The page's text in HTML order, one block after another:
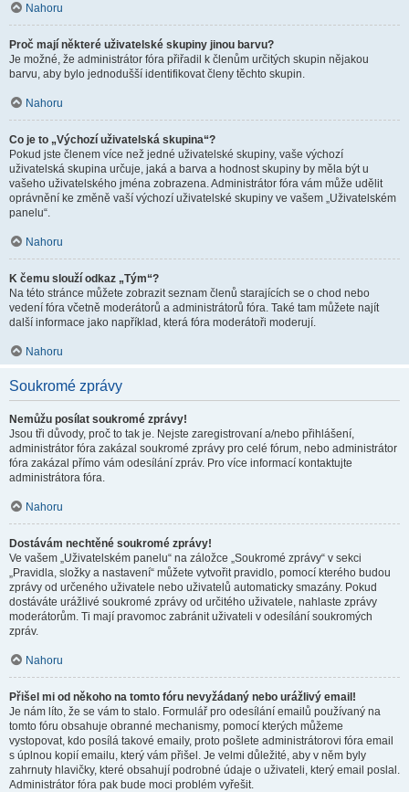
Nahoru
Proč mají některé uživatelské skupiny jinou barvu?
Je možné, že administrátor fóra přiřadil k členům určitých skupin nějakou
barvu, aby bylo jednodušší identifikovat členy těchto skupin.
Nahoru
Co je to „Výchozí uživatelská skupina“?
Pokud jste členem více než jedné uživatelské skupiny, vaše výchozí
uživatelská skupina určuje, jaká a barva a hodnost skupiny by měla být u
vašeho uživatelského jména zobrazena. Administrátor fóra vám může udělit
oprávnění ke změně vaší výchozí uživatelské skupiny ve vašem „Uživatelském
panelu“.
Nahoru
K čemu slouží odkaz „Tým“?
Na této stránce můžete zobrazit seznam členů starajících se o chod nebo
vedení fóra včetně moderátorů a administrátorů fóra. Také tam můžete najít
další informace jako například, která fóra moderátoři moderují.
Nahoru
Soukromé zprávy
Nemůžu posílat soukromé zprávy!
Jsou tři důvody, proč to tak je. Nejste zaregistrovaní a/nebo přihlášení,
administrátor fóra zakázal soukromé zprávy pro celé fórum, nebo administrátor
fóra zakázal přímo vám odesílání zpráv. Pro více informací kontaktujte
administrátora fóra.
Nahoru
Dostávám nechtěné soukromé zprávy!
Ve vašem „Uživatelském panelu“ na záložce „Soukromé zprávy“ v sekci
„Pravidla, složky a nastavení“ můžete vytvořit pravidlo, pomocí kterého budou
zprávy od určeného uživatele nebo uživatelů automaticky smazány. Pokud
dostáváte urážlivé soukromé zprávy od určitého uživatele, nahlaste zprávy
moderátorům. Ti mají pravomoc zabránit uživateli v odesílání soukromých
zpráv.
Nahoru
Přišel mi od někoho na tomto fóru nevyžádaný nebo urážlivý email!
Je nám líto, že se vám to stalo. Formulář pro odesílání emailů používaný na
tomto fóru obsahuje obranné mechanismy, pomocí kterých můžeme
vystopovat, kdo posílá takové emaily, proto pošlete administrátorovi fóra email
s úplnou kopií emailu, který vám přišel. Je velmi důležité, aby v něm byly
zahrnuty hlavičky, které obsahují podrobné údaje o uživateli, který email poslal.
Administrátor fóra pak bude moci problém vyřešit.